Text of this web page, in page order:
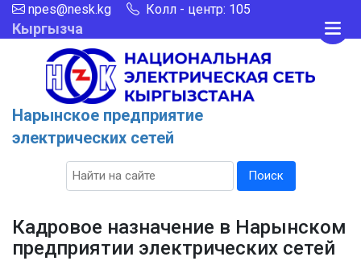
npes@nesk.kg Колл - центр: 105
Кыргызча
Нарынское предприятие
электрических сетей
Поиск
Кадровое назначение в Нарынском
предприятии электрических сетей